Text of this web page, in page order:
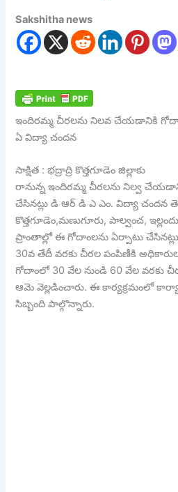
Sakshitha news
ఇందిరమ్మ చీరలను నిలవ చేయడానికి
ఏ విద్యా చందన
సాక్షిత : భద్రాద్రి కొత్తగూడెం జిల్లాకు
రానున్న ఇందిరమ్మ చీరలను నిల్వ
చేసినట్లు డి ఆర్ డి ఎ ఎం. విద్యా చందన
కొత్తగూడెం,మణుగూరు, పాల్వంచ,
ప్రాంతాల్లో ఈ గోదాంలను ఏర్పాటు
30వ తేదీ వరకు చీరల పంపిణీకి
గోదాంలో 30 వేల నుండి 60 వేల వరకు
ఆమె వెల్లడించారు. ఈ కార్యక్రమంలో
సిబ్బంది పాల్గొన్నారు.